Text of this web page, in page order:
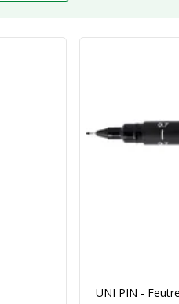
UNI PIN -